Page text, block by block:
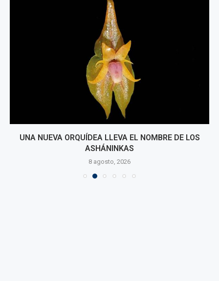
UNA NUEVA ORQUÍDEA LLEVA EL NOMBRE DE LOS
ASHÁNINKAS
8 agosto, 2026